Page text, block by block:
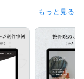
成
もっと見る